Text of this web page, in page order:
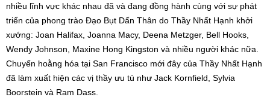
nhiều lĩnh vực khác nhau đã và đang đồng hành cùng với sự phát
triển của phong trào Đạo Bụt Dấn Thân do Thầy Nhất Hạnh khởi
xướng: Joan Halifax, Joanna Macy, Deena Metzger, Bell Hooks,
Wendy Johnson, Maxine Hong Kingston và nhiều người khác nữa.
Chuyến hoằng hóa tại San Francisco mới đây của Thầy Nhất Hạnh
đã làm xuất hiện các vị thầy ưu tú như Jack Kornfield, Sylvia
Boorstein và Ram Dass.